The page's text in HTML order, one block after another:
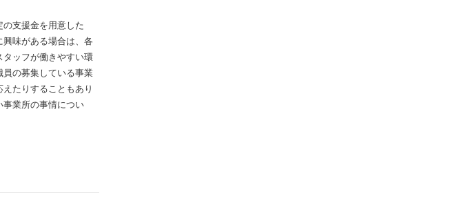
支援金を用意した
味がある場合は、各
ッフが働きやすい環
の募集している事業
たりすることもあり
事業所の事情につい